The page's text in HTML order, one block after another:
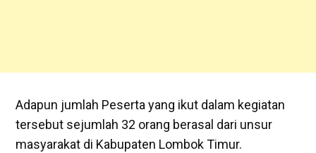
Adapun jumlah Peserta yang ikut dalam kegiatan
tersebut sejumlah 32 orang berasal dari unsur
masyarakat di Kabupaten Lombok Timur.